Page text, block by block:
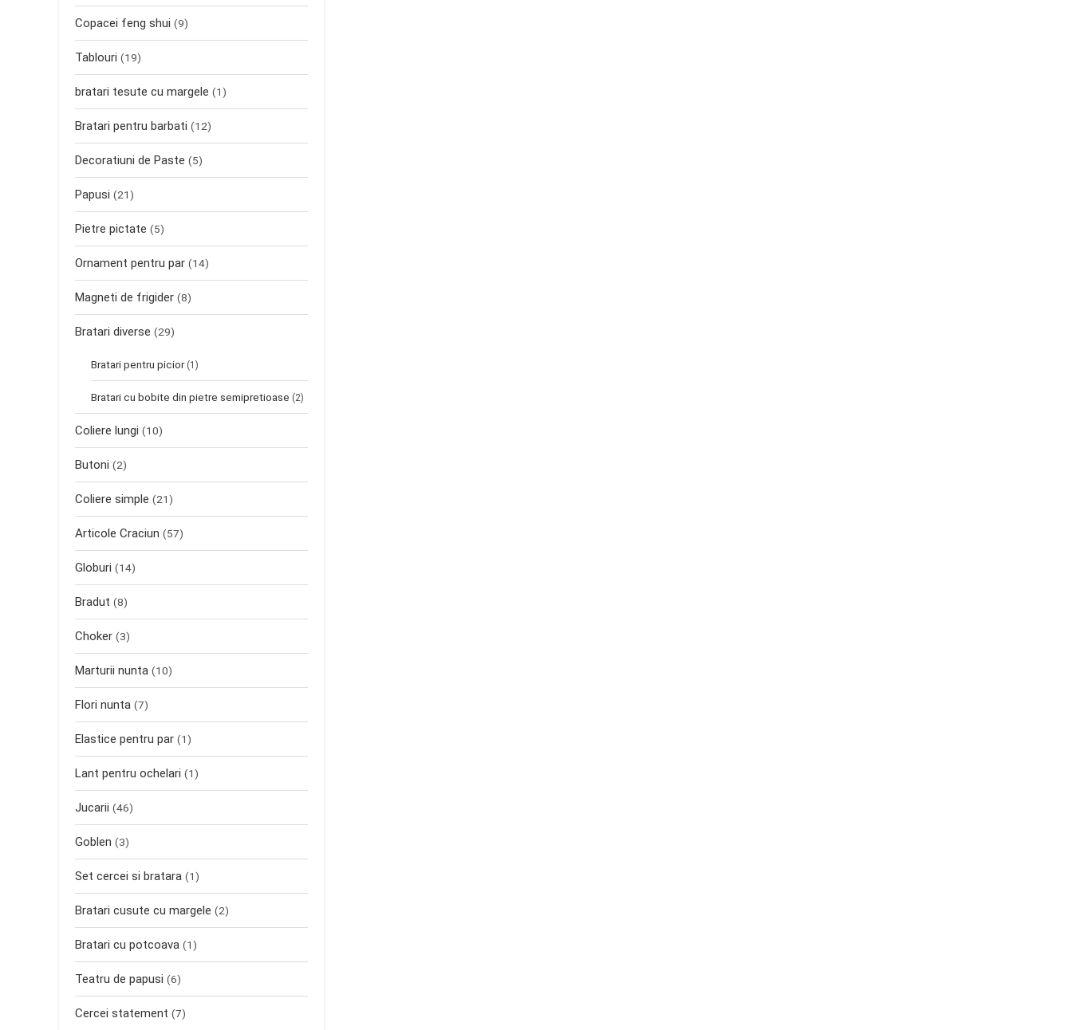
Copacei feng shui (9)
Tablouri (19)
bratari tesute cu margele (1)
Bratari pentru barbati (12)
Decoratiuni de Paste (5)
Papusi (21)
Pietre pictate (5)
Ornament pentru par (14)
Magneti de frigider (8)
Bratari diverse (29)
Bratari pentru picior (1)
Bratari cu bobite din pietre semipretioase (2)
Coliere lungi (10)
Butoni (2)
Coliere simple (21)
Articole Craciun (57)
Globuri (14)
Bradut (8)
Choker (3)
Marturii nunta (10)
Flori nunta (7)
Elastice pentru par (1)
Lant pentru ochelari (1)
Jucarii (46)
Goblen (3)
Set cercei si bratara (1)
Bratari cusute cu margele (2)
Bratari cu potcoava (1)
Teatru de papusi (6)
Cercei statement (7)